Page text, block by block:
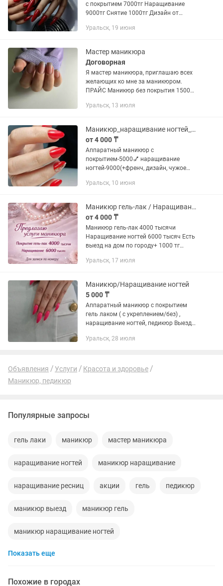
с покрытием 7000тг Наращивание
9000тг Снятие 1000тг Дизайн от
Уральск, 19 июня
Мастер маникюра
Договорная
Я мастер маникюра, приглашаю всех
желающих ко мне за маникюром.
ПРАЙС Маникюр без покрытия 1500
укреплением 5000 Наращивание 7000
Уральск, 13 июля
Маникюр_наращивание ногтей_педикюр. Курсы
от 4 000 ₸
Аппаратный маникюр с
покрытием-5000💅 наращивание
ногтей-9000(+френч, дизайн, чужое
Педикюр с покрытием -6000 Обработка
Стерилизация...
Уральск, 10 июня
Маникюр гель-лак / Наращивание ногтей
от 4 000 ₸
Маникюр гель-лак 4000 тысячи
Наращивание ногтей 6000 тысяч Есть
выезд на дом по городу+ 1000 тг
моей работы с последующим
Уральск, 17 июля
Маникюр/Наращивание ногтей
5 000 ₸
Аппаратный маникюр с покрытием
гель лаком ( с укреплением/без) ,
наращивание ногтей, педикюр Выезд
мастер
Уральск, 28 июля
Объявления Услуги
Красота и здоровье
Маникюр, педикюр
Популярные запросы
гель лаки маникюр мастер маникюра
наращивание ногтей маникюр наращивание
наращивание ресниц акции гель педикюр
маникюр выезд маникюр гель
маникюр наращивание ногтей
мастер маникюра педикюра
Показать еще
Похожие в городах